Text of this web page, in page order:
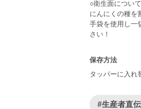
○衛生面について
にんにくの種を
手袋を使用し一
保存方法
タッパーに入れ
#生産者直